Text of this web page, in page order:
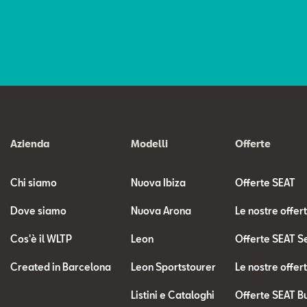
Azienda
Chi siamo
Dove siamo
Cos'è il WLTP
Created in Barcelona
Modelli
Nuova Ibiza
Nuova Arona
Leon
Leon Sportstourer
Listini e Cataloghi
Offerte
Offerte SEAT
Le nostre
Offerte SEAT
Le nostre
Offerte SEAT